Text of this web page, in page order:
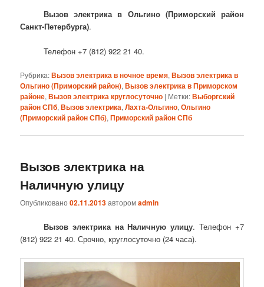
Вызов электрика в Ольгино (Приморский район
Санкт-Петербурга).
Телефон +7 (812) 922 21 40.
Рубрика:Вызов электрика в ночное время,Вызов электрика в
Ольгино (Приморский район),Вызов электрика в Приморском
районе,Вызов электрика круглосуточно | Метки:Выборгский
район СПб,Вызов электрика,Лахта-Ольгино,Ольгино
(Приморский район СПб),Приморский район СПб
Вызов электрика на
Наличную улицу
Опубликовано02.11.2013авторомadmin
Вызов электрика на Наличную улицу. Телефон +7
(812) 922 21 40. Срочно, круглосуточно (24 часа).